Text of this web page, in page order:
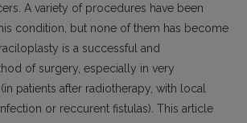
A variety of procedures have been
condition, but none of them has become
is a successful and
of surgery, especially in very
patients after radiotherapy, with local
or reccurent fistulas). This article